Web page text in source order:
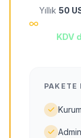
Yıllık 50
KDV
PAKETE